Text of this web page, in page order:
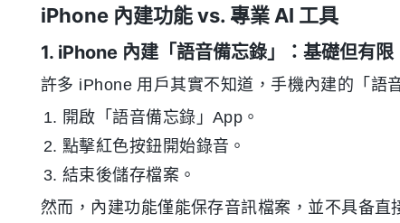
iPhone 內建功能 vs. 專業 AI 工具
1. iPhone 內建「語音備忘錄」：基礎但有限
許多 iPhone 用戶其實不知道，手機內建的「語
開啟「語音備忘錄」App。
點擊紅色按鈕開始錄音。
結束後儲存檔案。
然而，內建功能僅能保存音訊檔案，並不具备